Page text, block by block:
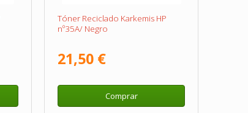
Tóner Reciclado Karkemis HP
nº35A/ Negro
21,50 €
Comprar